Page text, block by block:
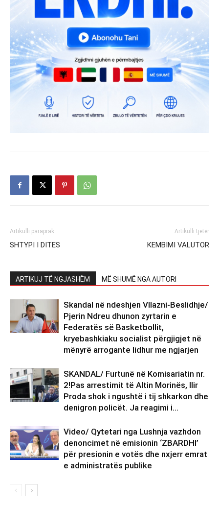
Artikulli paraprak
SHTYPI I DITES
Artikulli tjetër
KEMBIMI VALUTOR
ARTIKUJ TË NGJASHËM MË SHUMË NGA AUTORI
Skandal në ndeshjen Vllazni-Beslidhje/
Pjerin Ndreu dhunon zyrtarin e
Federatës së Basketbollit,
kryebashkiaku socialist përgjigjet në
mënyrë arrogante lidhur me ngjarjen
SKANDAL/ Furtunë në Komisariatin nr.
2!Pas arrestimit të Altin Morinës, Ilir
Proda shok i ngushtë i tij shkarkon dhe
denigron policët. Ja reagimi i...
Video/ Qytetari nga Lushnja vazhdon
denoncimet në emisionin ‘ZBARDHI’
për presionin e votës dhe nxjerr emrat
e administratës publike